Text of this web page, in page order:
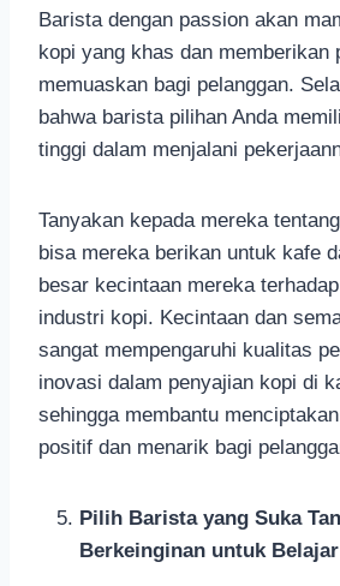
Barista dengan passion akan
kopi yang khas dan memberikan
memuaskan bagi pelanggan.
bahwa barista pilihan Anda
tinggi dalam menjalani
Tanyakan kepada mereka
bisa mereka berikan untuk kafe
besar kecintaan mereka
industri kopi. Kecintaan dan
sangat mempengaruhi kualitas
inovasi dalam penyajian kopi di
sehingga membantu
positif dan menarik bagi
Pilih Barista yang Suka
Berkeinginan untuk Belajar